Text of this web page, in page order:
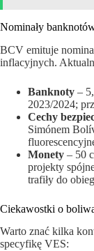
Nominały
BCV emituje
inflacyjnych.
Banknoty –
2023/2024;
Cechy
Simónem
Monety – 50
projekty
trafiły do
Ciekawostki o
Warto znać kilka
specyfikę VES: